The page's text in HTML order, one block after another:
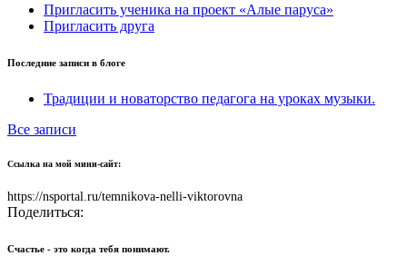
Пригласить ученика на проект «Алые паруса»
Пригласить друга
Последние записи в блоге
Традиции и новаторство педагога на уроках музыки.
Все записи
Ссылка на мой мини-сайт:
https://nsportal.ru/temnikova-nelli-viktorovna
Поделиться:
Счастье - это когда тебя понимают.